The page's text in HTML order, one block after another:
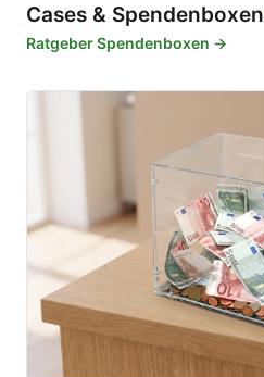
Cases & Spendenboxen
Ratgeber Spendenboxen →